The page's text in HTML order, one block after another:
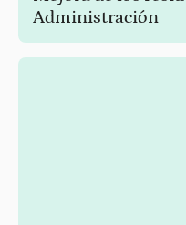
Administración
La limpieza colectiva
mantenimiento de la